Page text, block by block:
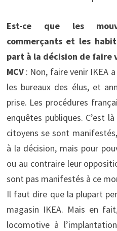
Est-ce que les
commerçants et les
part à la décision de faire
MCV: Non, faire venir IKEA
les bureaux des élus, et
prise. Les procédures
enquêtes publiques. C’est
citoyens se sont
à la décision, mais pour
ou au contraire leur
sont pas manifestés à ce
Il faut dire que la plupart
magasin IKEA. Mais en
locomotive à